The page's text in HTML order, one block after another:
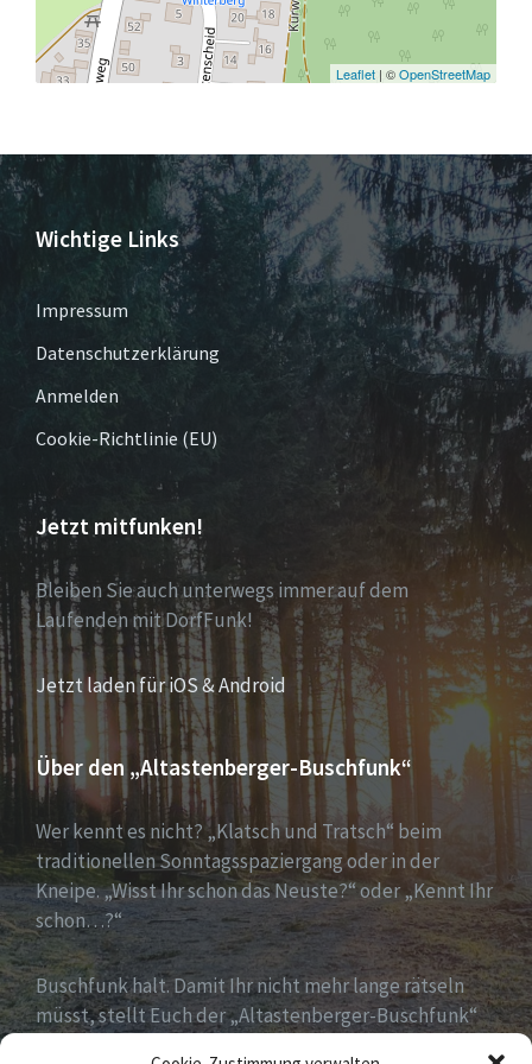
Leaflet | ©OpenStreetMap
Wichtige Links
Impressum
Datenschutzerklärung
Anmelden
Cookie-Richtlinie (EU)
Jetzt mitfunken!
Bleiben Sie auch unterwegs immer auf dem
Laufenden mit DorfFunk!
Jetzt laden für iOS & Android
Über den „Altastenberger-Buschfunk“
Wer kennt es nicht? „Klatsch und Tratsch“ beim
traditionellen Sonntagsspaziergang oder in der
Kneipe. „Wisst Ihr schon das Neuste?“ oder „Kennt Ihr
schon…?“
Buschfunk halt. Damit Ihr nicht mehr lange rätseln
müsst, stellt Euch der „Altastenberger-Buschfunk“